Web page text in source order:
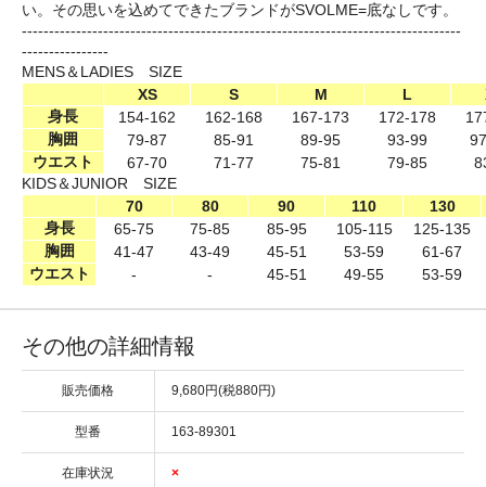
い。その思いを込めてできたブランドがSVOLME=底なしです。
---------------------------------------------------------------------------------
----------------
MENS＆LADIES SIZE
XS
S M L
身長
154-162 162-168 167-173 172-178
胸囲
79-87 85-91 89-95 93-99
ウエスト
67-70 71-77 75-81 79-85
KIDS＆JUNIOR SIZE
70
80 90 110
130
身長
65-75 75-85 85-95 105-115
125-135
胸囲
41-47 43-49 45-51 53-59
61-67
ウエスト
- - 45-51 49-55 53-59
その他の詳細情報
販売価格 9,680円(税880円)
型番 163-89301
在庫状況 ×